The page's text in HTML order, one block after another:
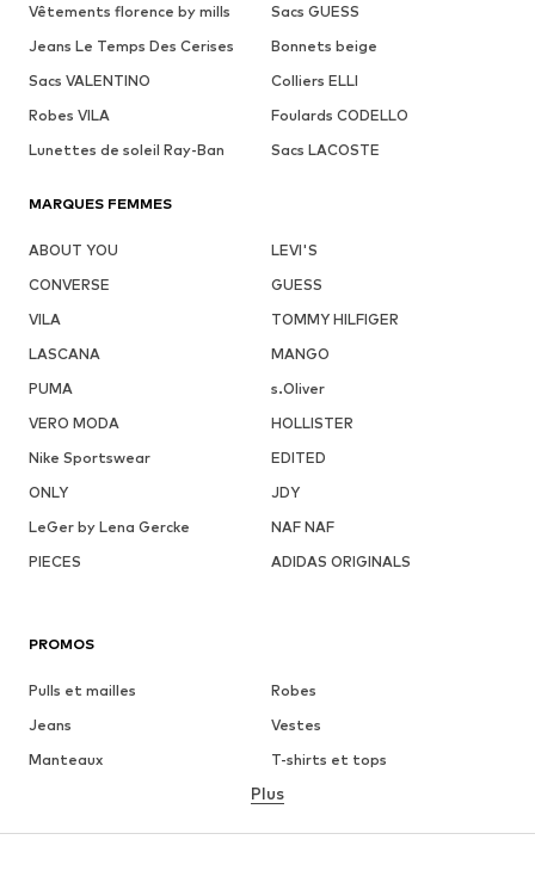
Vêtements florence by mills
Sacs GUESS
Jeans Le Temps Des Cerises
Bonnets beige
Sacs VALENTINO
Colliers ELLI
Robes VILA
Foulards CODELLO
Lunettes de soleil Ray-Ban
Sacs LACOSTE
MARQUES FEMMES
ABOUT YOU
LEVI'S
CONVERSE
GUESS
VILA
TOMMY HILFIGER
LASCANA
MANGO
PUMA
s.Oliver
VERO MODA
HOLLISTER
Nike Sportswear
EDITED
ONLY
JDY
LeGer by Lena Gercke
NAF NAF
PIECES
ADIDAS ORIGINALS
PROMOS
Pulls et mailles
Robes
Jeans
Vestes
Manteaux
T-shirts et tops
Lingerie
Plus